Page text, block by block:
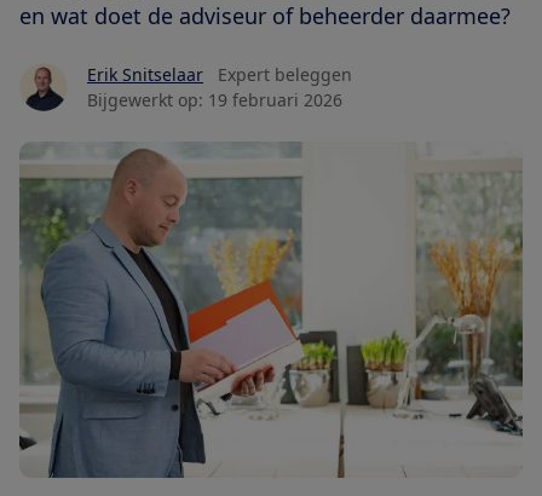
en wat doet de adviseur of beheerder daarmee?
Erik Snitselaar
Expert beleggen
Bijgewerkt op: 19 februari 2026